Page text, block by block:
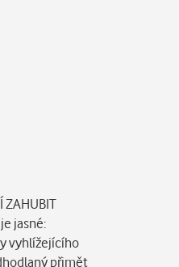
ZAHUBIT
jasné:
vyhlížejícího
přimět